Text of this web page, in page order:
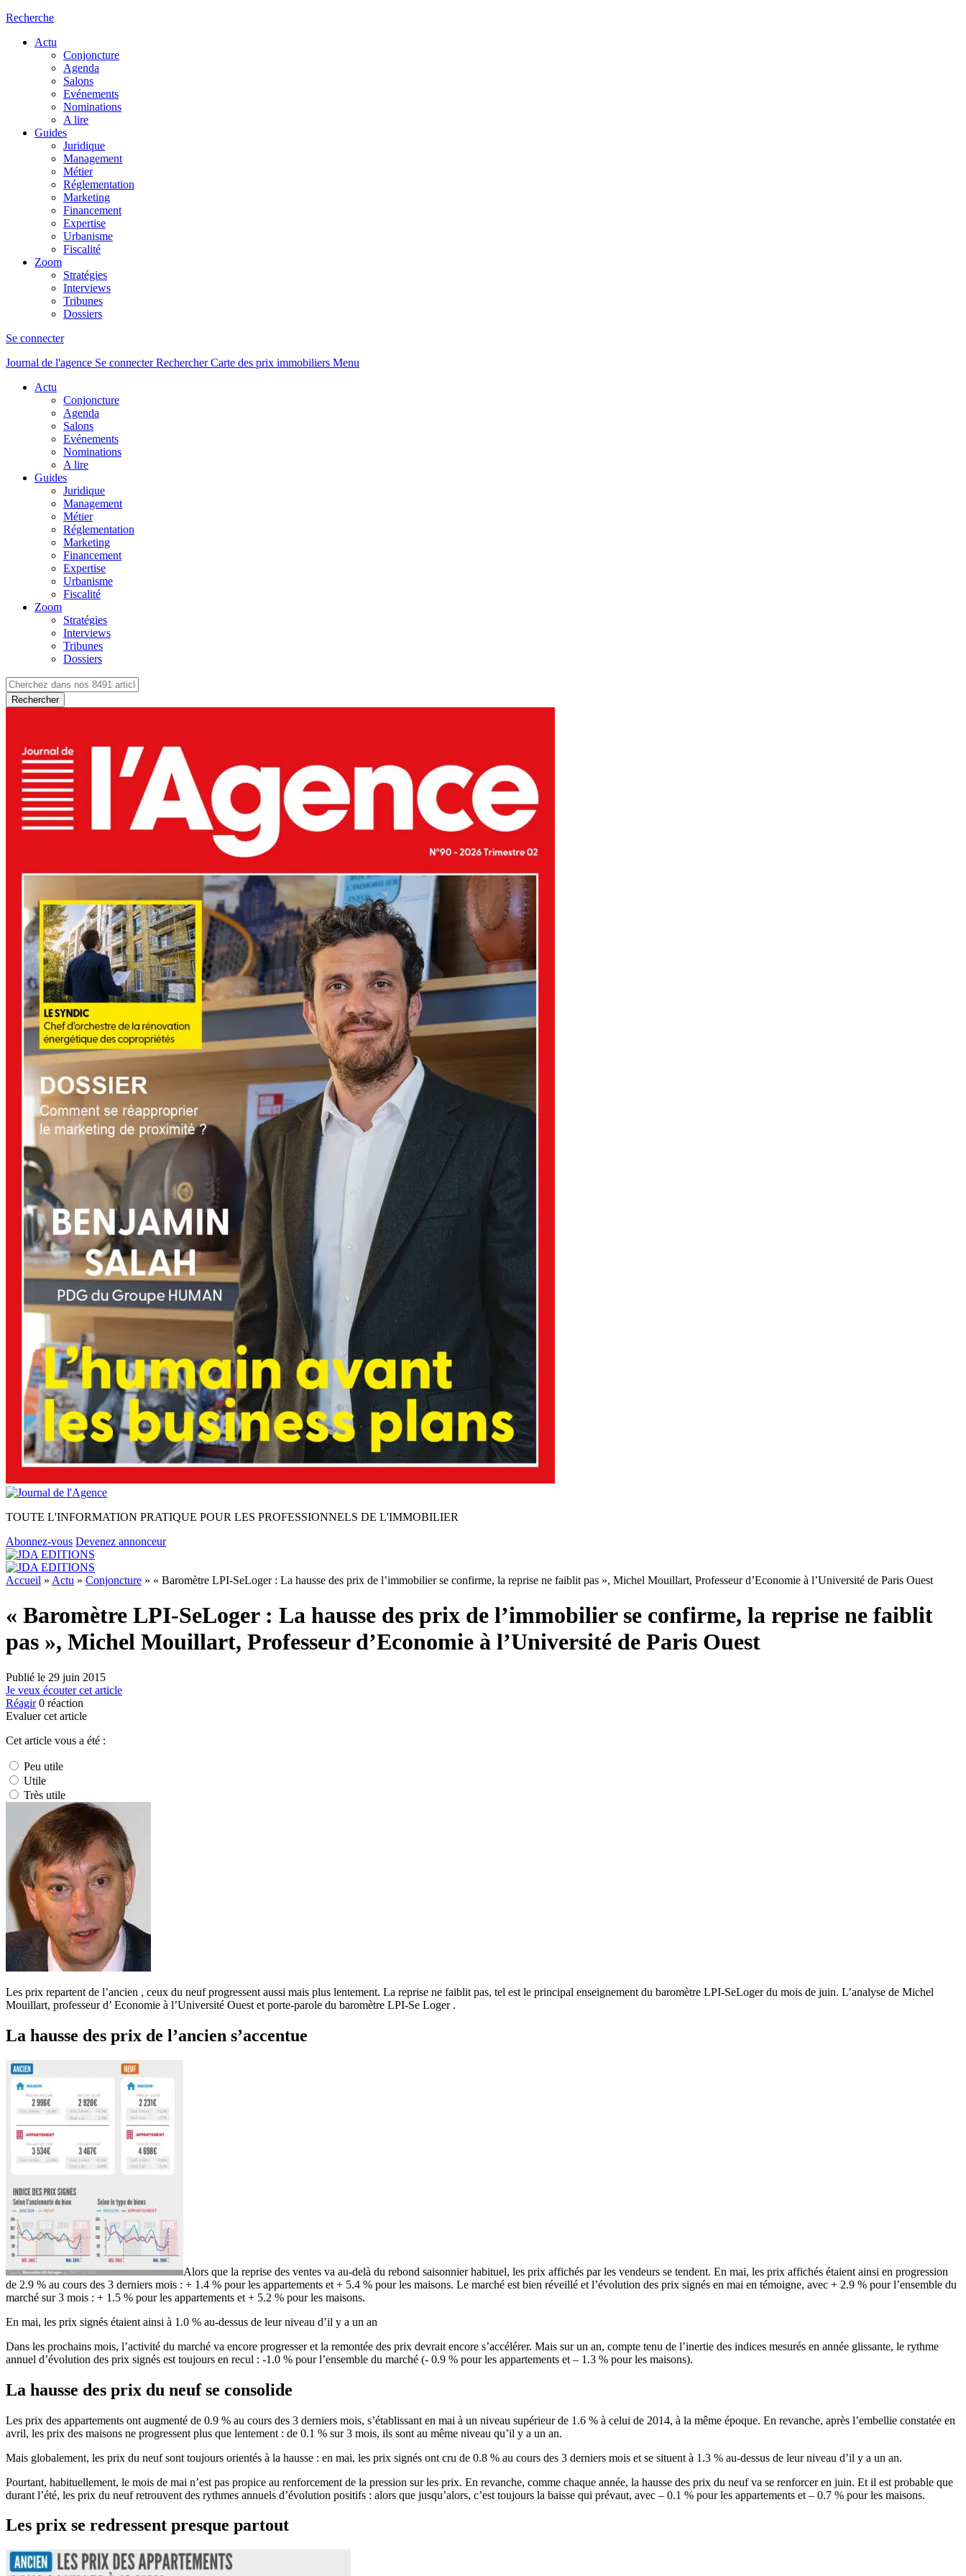
Recherche
Actu
Conjoncture
Agenda
Salons
Evénements
Nominations
A lire
Guides
Juridique
Management
Métier
Réglementation
Marketing
Financement
Expertise
Urbanisme
Fiscalité
Zoom
Stratégies
Interviews
Tribunes
Dossiers
Se connecter
Journal de l'agence Se connecterRechercher Carte des prix immobiliers Menu
Actu
Conjoncture
Agenda
Salons
Evénements
Nominations
A lire
Guides
Juridique
Management
Métier
Réglementation
Marketing
Financement
Expertise
Urbanisme
Fiscalité
Zoom
Stratégies
Interviews
Tribunes
Dossiers
Rechercher
TOUTE L'INFORMATION PRATIQUE POUR LES PROFESSIONNELS DE L'IMMOBILIER
Abonnez-vous Devenez annonceur
Accueil » Actu » Conjoncture » « Baromètre LPI-SeLoger : La hausse des prix de l’immobilier se confirme, la reprise ne faiblit pas », Michel Mouillart, Professeur d’Economie à l’Université de Paris Ouest
« Baromètre LPI-SeLoger : La hausse des prix de l’immobilier se confirme, la reprise ne faiblit
pas », Michel Mouillart, Professeur d’Economie à l’Université de Paris Ouest
Publié le 29 juin 2015
Je veux écouter cet article
Réagir 0 réaction
Evaluer cet article
Cet article vous a été :
Peu utile
Utile
Très utile
Les prix repartent de l’ancien , ceux du neuf progressent aussi mais plus lentement. La reprise ne faiblit pas, tel est le principal enseignement du baromètre LPI-SeLoger du mois de juin. L’analyse de Michel
Mouillart, professeur d’ Economie à l’Université Ouest et porte-parole du baromètre LPI-Se Loger .
La hausse des prix de l’ancien s’accentue
Alors que la reprise des ventes va au-delà du rebond saisonnier habituel, les prix affichés par les vendeurs se tendent. En mai, les prix affichés étaient ainsi en progression
de 2.9 % au cours des 3 derniers mois : + 1.4 % pour les appartements et + 5.4 % pour les maisons. Le marché est bien réveillé et l’évolution des prix signés en mai en témoigne, avec + 2.9 % pour l’ensemble du
marché sur 3 mois : + 1.5 % pour les appartements et + 5.2 % pour les maisons.
En mai, les prix signés étaient ainsi à 1.0 % au-dessus de leur niveau d’il y a un an
Dans les prochains mois, l’activité du marché va encore progresser et la remontée des prix devrait encore s’accélérer. Mais sur un an, compte tenu de l’inertie des indices mesurés en année glissante, le rythme
annuel d’évolution des prix signés est toujours en recul : -1.0 % pour l’ensemble du marché (- 0.9 % pour les appartements et – 1.3 % pour les maisons).
La hausse des prix du neuf se consolide
Les prix des appartements ont augmenté de 0.9 % au cours des 3 derniers mois, s’établissant en mai à un niveau supérieur de 1.6 % à celui de 2014, à la même époque. En revanche, après l’embellie constatée en
avril, les prix des maisons ne progressent plus que lentement : de 0.1 % sur 3 mois, ils sont au même niveau qu’il y a un an.
Mais globalement, les prix du neuf sont toujours orientés à la hausse : en mai, les prix signés ont cru de 0.8 % au cours des 3 derniers mois et se situent à 1.3 % au-dessus de leur niveau d’il y a un an.
Pourtant, habituellement, le mois de mai n’est pas propice au renforcement de la pression sur les prix. En revanche, comme chaque année, la hausse des prix du neuf va se renforcer en juin. Et il est probable que
durant l’été, les prix du neuf retrouvent des rythmes annuels d’évolution positifs : alors que jusqu’alors, c’est toujours la baisse qui prévaut, avec – 0.1 % pour les appartements et – 0.7 % pour les maisons.
Les prix se redressent presque partout